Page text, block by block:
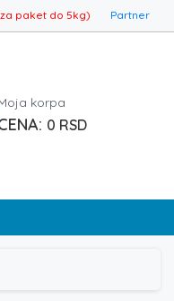
paket do 5kg) Partner
korpa
0 RSD